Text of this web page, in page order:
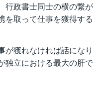
行政書士同士の横の繋が
を取って仕事を獲得する
が獲れなければ話になり
独立における最大の肝で